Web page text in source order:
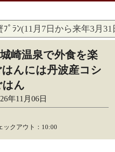
ﾟﾗﾝ(11月7日から来年3月
崎温泉で外食を楽
んには丹波産コシ
はん
年11月06日
クアウト：10:00